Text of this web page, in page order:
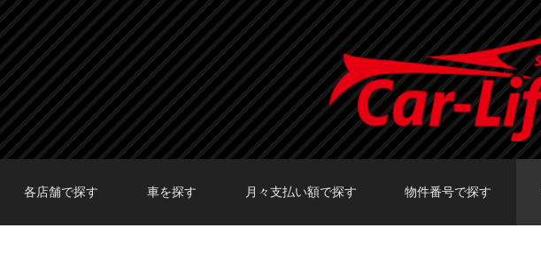
各店舗で探す 車を探す 月々支払い額で探す 物件番号で探す